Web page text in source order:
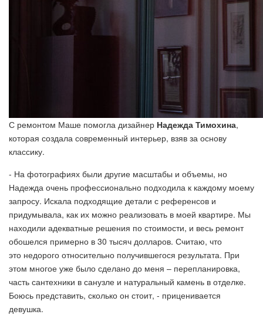
С ремонтом Маше помогла дизайнер Надежда Тимохина,
которая создала современный интерьер, взяв за основу
классику.
- На фотографиях были другие масштабы и объемы, но
Надежда очень профессионально подходила к каждому моему
запросу. Искала подходящие детали с референсов и
придумывала, как их можно реализовать в моей квартире. Мы
находили адекватные решения по стоимости, и весь ремонт
обошелся примерно в 30 тысяч долларов. Считаю, что
это недорого относительно получившегося результата. При
этом многое уже было сделано до меня – перепланировка,
часть сантехники в санузле и натуральный камень в отделке.
Боюсь представить, сколько он стоит, - приценивается
девушка.